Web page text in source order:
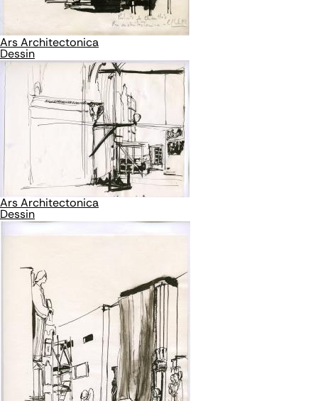
Ars Architectonica
Dessin
Ars Architectonica
Dessin